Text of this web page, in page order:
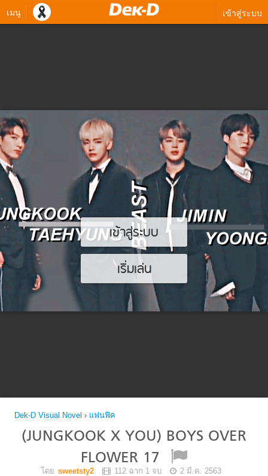
เมนู เข้าสู่ระบบ
เข้าสู่ระบบ
เริ่มเล่น
Dek-D Visual Novel › แฟนฟิค
(JUNGKOOK X YOU) BOYS OVER
FLOWER 17
โดย sweetsty2 112 ฉาก 1 จบ
2 มี.ค. 2563